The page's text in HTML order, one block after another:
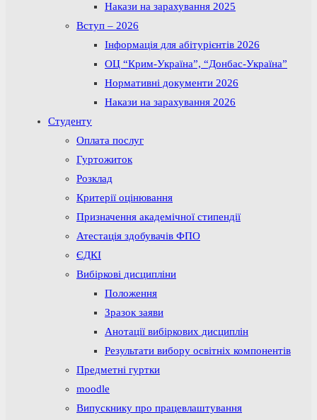
Накази на зарахування 2025
Вступ – 2026
Інформація для абітурієнтів 2026
ОЦ “Крим-Україна”, “Донбас-Україна”
Нормативні документи 2026
Накази на зарахування 2026
Студенту
Оплата послуг
Гуртожиток
Розклад
Критерії оцінювання
Призначення академічної стипендії
Атестація здобувачів ФПО
ЄДКІ
Вибіркові дисципліни
Положення
Зразок заяви
Анотації вибіркових дисциплін
Результати вибору освітніх компонентів
Предметні гуртки
moodle
Випускнику про працевлаштування